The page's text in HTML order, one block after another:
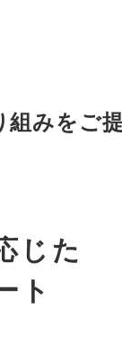
みをご
じた
ト